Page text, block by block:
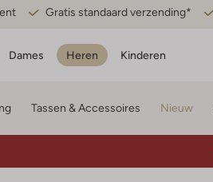
Gratis standaard verzending*
Dames Heren Kinderen
Tassen & Accessoires Nieuw